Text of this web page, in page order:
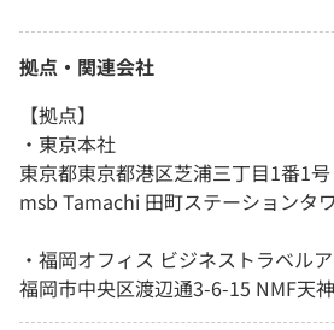
拠点・関連会社
【拠点】
・東京本社
東京都東京都港区芝浦三丁目1番1号
msb Tamachi 田町ステーション
・福岡オフィス ビジネストラベル
福岡市中央区渡辺通3-6-15 NMF天